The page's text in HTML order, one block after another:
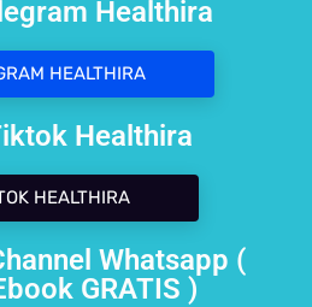
Healthira
HEALTHIRA
Healthira
HEALTHIRA
Whatsapp (
GRATIS )